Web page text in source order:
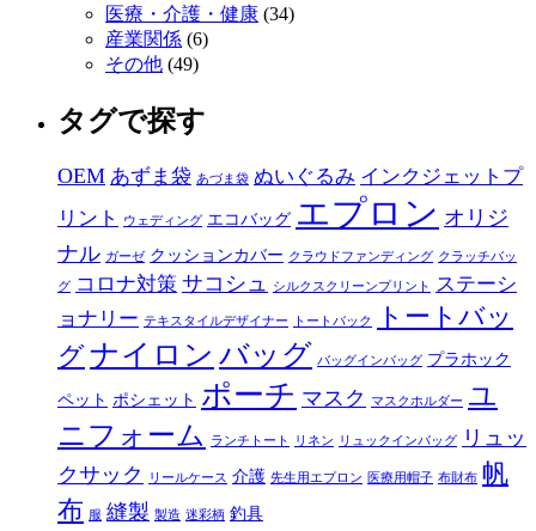
医療・介護・健康 (34)
産業関係 (6)
その他 (49)
タグで探す
OEM あずま袋 あづま袋 ぬいぐるみ インクジェットプ
リント
ウェディング エコバッグ エプロン オリジ
ナル ガーゼ クッションカバー クラウドファンディング クラッチバッ
グ コロナ対策 サコシュ シルクスクリーンプリント
ステーシ
ョナリー テキスタイルデザイナー トートバック
トートバッ
グナイロン バッグ バッグインバッグ プラホック
ペット ポシェット ポーチ マスク マスクホルダー ユ
ニフォーム
ランチトート リネン リュックインバッグ
リュッ
クサック
リールケース 介護 先生用エプロン 医療用帽子 布財布 帆
布 服 縫製 製造 迷彩柄 釣具